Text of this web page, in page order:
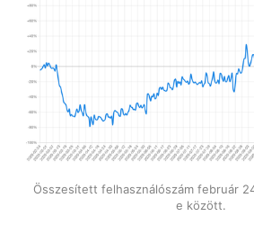
Összesített felhasználószám február
e között.